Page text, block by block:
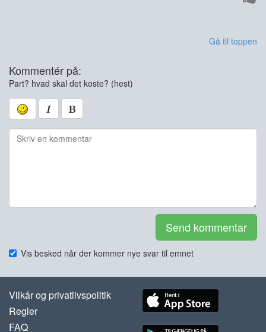
Gå til toppen
Kommentér på:
Part? hvad skal det koste? (hest)
Send kommentar
Vis besked når der kommer nye svar til emnet
Vilkår og privatlivspolitik
Regler
FAQ